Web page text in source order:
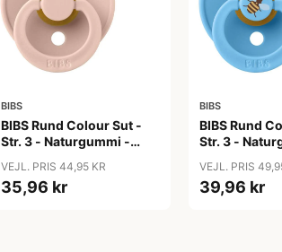
BIBS
BIBS Rund Colour Sut -
Str. 3 - Naturgummi -
VEJL. PRIS 44,95 KR
35,96 kr
BIBS
BIBS Rund
Str. 3 -
Breeze
VEJL. PRIS
39,96 kr